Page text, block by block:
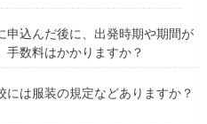
申込んだ後に、出発時期や期間が
手数料はかかりますか？
には服装の規定などありますか？